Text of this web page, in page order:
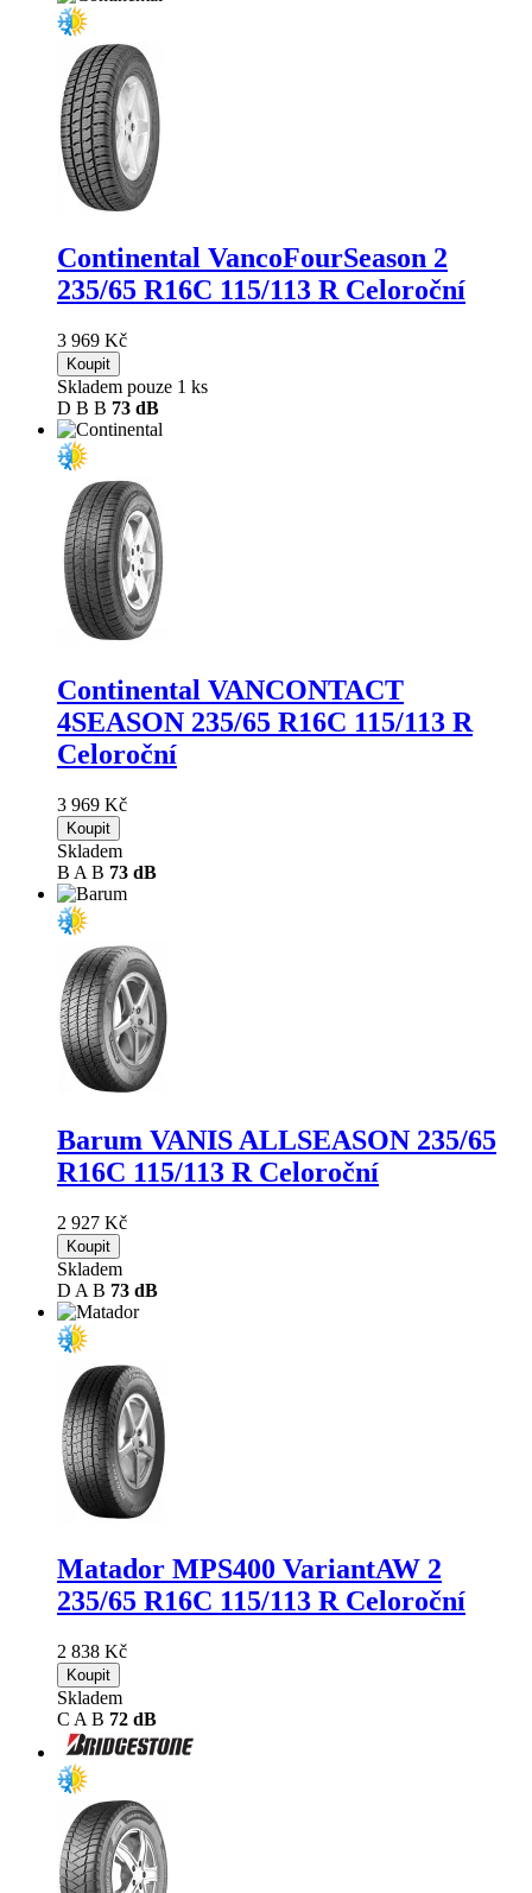
Continental VancoFourSeason 2
235/65 R16C 115/113 R Celoroční
3 969 Kč
Koupit
Skladem pouze 1 ks
D B B 73 dB
Continental VANCONTACT
4SEASON 235/65 R16C 115/113 R
Celoroční
3 969 Kč
Koupit
Skladem
B A B 73 dB
Barum VANIS ALLSEASON 235/65
R16C 115/113 R Celoroční
2 927 Kč
Koupit
Skladem
D A B 73 dB
Matador MPS400 VariantAW 2
235/65 R16C 115/113 R Celoroční
2 838 Kč
Koupit
Skladem
C A B 72 dB